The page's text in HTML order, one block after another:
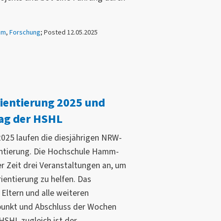
, Forschung; Posted 12.05.2025
2025 und
der HSHL
laufen die diesjährigen NRW-
Die Hochschule Hamm-
Zeit drei Veranstaltungen an, um
zu helfen. Das
und alle weiteren
und Abschluss der Wochen